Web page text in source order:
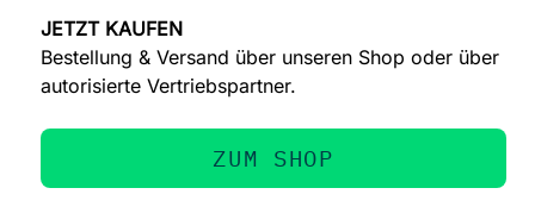
JETZT KAUFEN
Bestellung & Versand über unseren Shop oder über
autorisierte Vertriebspartner.
ZUM SHOP